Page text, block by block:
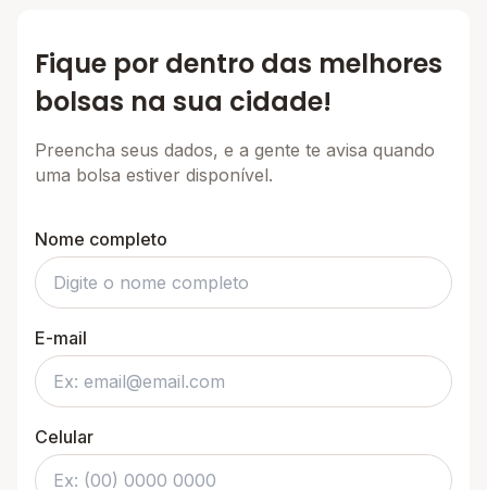
Fique por dentro das melhores
bolsas na sua cidade!
Preencha seus dados, e a gente te avisa quando
uma bolsa estiver disponível.
Nome completo
E-mail
Celular